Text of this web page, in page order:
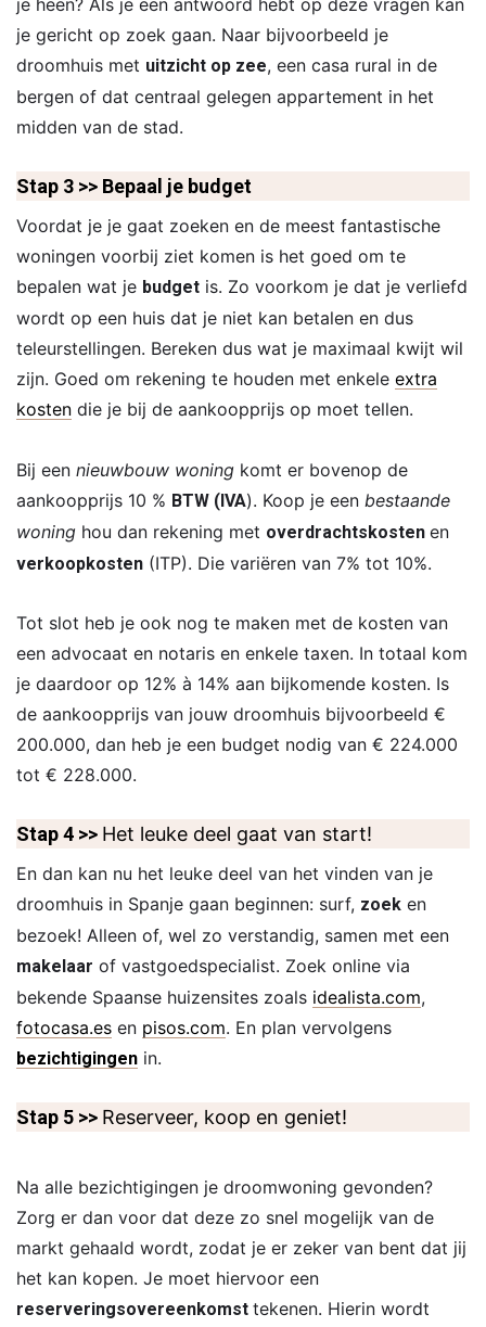
je heen? Als je een antwoord hebt op deze vragen kan
je gericht op zoek gaan. Naar bijvoorbeeld je
droomhuis met uitzicht op zee, een casa rural in de
bergen of dat centraal gelegen appartement in het
midden van de stad.
Stap 3 >> Bepaal je budget
Voordat je je gaat zoeken en de meest fantastische
woningen voorbij ziet komen is het goed om te
bepalen wat je budget is. Zo voorkom je dat je verliefd
wordt op een huis dat je niet kan betalen en dus
teleurstellingen. Bereken dus wat je maximaal kwijt wil
zijn. Goed om rekening te houden met enkele extra
kosten die je bij de aankoopprijs op moet tellen.
Bij een nieuwbouw woning komt er bovenop de
aankoopprijs 10 % BTW (IVA). Koop je een bestaande
woning hou dan rekening met overdrachtskosten en
verkoopkosten (ITP). Die variëren van 7% tot 10%.
Tot slot heb je ook nog te maken met de kosten van
een advocaat en notaris en enkele taxen. In totaal kom
je daardoor op 12% à 14% aan bijkomende kosten. Is
de aankoopprijs van jouw droomhuis bijvoorbeeld €
200.000, dan heb je een budget nodig van € 224.000
tot € 228.000.
Stap 4 >> Het leuke deel gaat van start!
En dan kan nu het leuke deel van het vinden van je
droomhuis in Spanje gaan beginnen: surf, zoek en
bezoek! Alleen of, wel zo verstandig, samen met een
makelaar of vastgoedspecialist. Zoek online via
bekende Spaanse huizensites zoals idealista.com,
fotocasa.es en pisos.com. En plan vervolgens
bezichtigingen in.
Stap 5 >> Reserveer, koop en geniet!
Na alle bezichtigingen je droomwoning gevonden?
Zorg er dan voor dat deze zo snel mogelijk van de
markt gehaald wordt, zodat je er zeker van bent dat jij
het kan kopen. Je moet hiervoor een
reserveringsovereenkomst tekenen. Hierin wordt